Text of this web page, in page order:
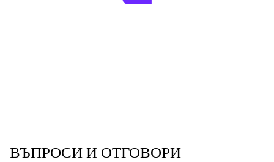
ВЪПРОСИ И ОТГОВОРИ